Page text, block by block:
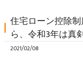
住宅ローン控除
ら、令和3年は真
2021/02/08